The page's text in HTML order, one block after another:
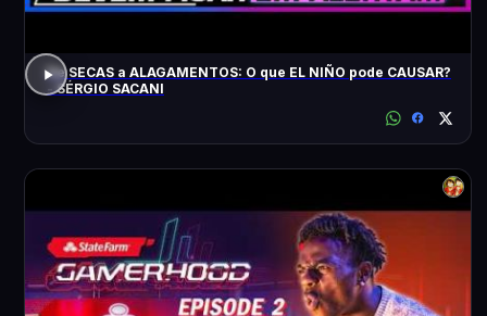
De SECAS a ALAGAMENTOS: O que EL NIÑO pode CAUSAR?
- SÉRGIO SACANI